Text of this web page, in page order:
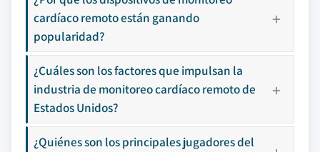
cardíaco remoto están ganando
popularidad?
¿Cuáles son los factores que impulsan la
industria de monitoreo cardíaco remoto de
Estados Unidos?
¿Quiénes son los principales jugadores del